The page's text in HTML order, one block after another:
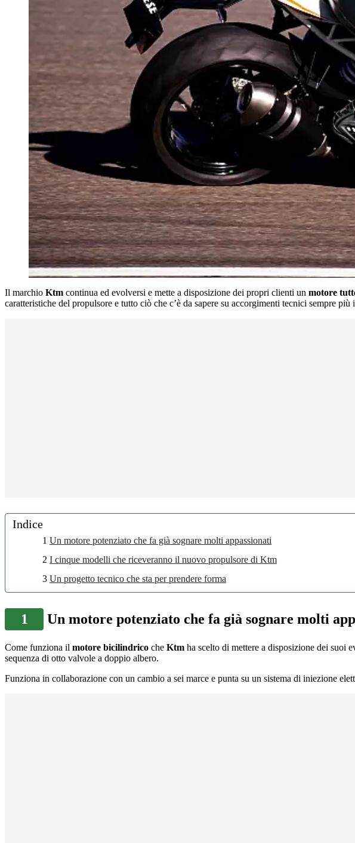
Il marchio Ktm continua ed evolversi e mette a disposizione dei propri clienti un motore
caratteristiche del propulsore e tutto ciò che c’è da sapere su accorgimenti tecnici sempre più
Indice
1 Un motore potenziato che fa già sognare molti appassionati
2 I cinque modelli che riceveranno il nuovo propulsore di Ktm
3 Un progetto tecnico che sta per prendere forma
1 Un motore potenziato che fa già sognare molti
Come funziona il motore bicilindrico che Ktm ha scelto di mettere a disposizione dei suoi
sequenza di otto valvole a doppio albero.
Funziona in collaborazione con un cambio a sei marce e punta su un sistema di iniezione